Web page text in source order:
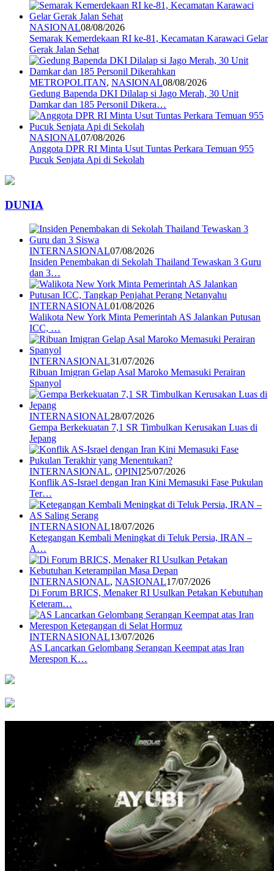
NASIONAL08/08/2026
Semarak Kemerdekaan RI ke-81, Kecamatan Karawaci Gelar
Gerak Jalan Sehat
METROPOLITAN, NASIONAL08/08/2026
Gedung Bapenda DKI Dilalap si Jago Merah, 30 Unit
Damkar dan 185 Personil Dikera…
NASIONAL07/08/2026
Anggota DPR RI Minta Usut Tuntas Perkara Temuan 955
Pucuk Senjata Api di Sekolah
DUNIA
INTERNASIONAL07/08/2026
Insiden Penembakan di Sekolah Thailand Tewaskan 3 Guru
dan 3…
INTERNASIONAL01/08/2026
Walikota New York Minta Pemerintah AS Jalankan Putusan
ICC, …
INTERNASIONAL31/07/2026
Ribuan Imigran Gelap Asal Maroko Memasuki Perairan
Spanyol
INTERNASIONAL28/07/2026
Gempa Berkekuatan 7,1 SR Timbulkan Kerusakan Luas di
Jepang
INTERNASIONAL, OPINI25/07/2026
Konflik AS-Israel dengan Iran Kini Memasuki Fase Pukulan
Ter…
INTERNASIONAL18/07/2026
Ketegangan Kembali Meningkat di Teluk Persia, IRAN –
A…
INTERNASIONAL, NASIONAL17/07/2026
Di Forum BRICS, Menaker RI Usulkan Petakan Kebutuhan
Keteram…
INTERNASIONAL13/07/2026
AS Lancarkan Gelombang Serangan Keempat atas Iran
Merespon K…